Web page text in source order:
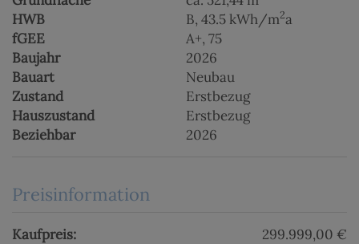
HWB B, 43.5 kWh/m2a
fGEE
A+, 75
Baujahr
2026
Bauart
Neubau
Zustand
Erstbezug
Hauszustand
Erstbezug
Beziehbar
2026
Preisinformation
Kaufpreis: 299.999,00 €